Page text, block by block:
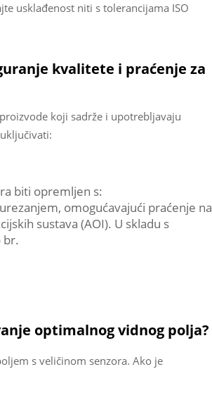
usklađenost niti s tolerancijama ISO
kvalitete i praćenje za
koji sadrže i upotrebljavaju
biti opremljen s:
omogućavajući praćenje na
sustava (AOI). U skladu s
br.
optimalnog vidnog polja?
s veličinom senzora. Ako je